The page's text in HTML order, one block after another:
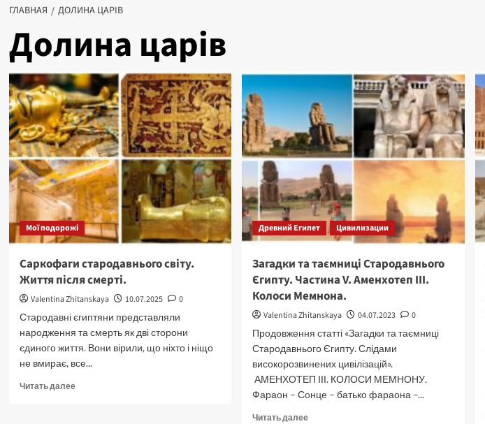
ГЛАВНАЯ ДОЛИНА ЦАРІВ
Долина царів
Мої подорожі
Саркофаги стародавнього світу.
Життя після смерті.
Valentina Zhitanskaya 10.07.2025
0
Стародавні єгиптяни представляли
народження та смерть як дві сторони
єдиного життя. Вони вірили, що ніхто і ніщо
не вмирає, все...
Читать далееПрочитать
Древний Египет Цивилизации
Загадки та таємниці Стародавнього
Єгипту. Частина V. Аменхотеп ІІІ.
Колоси Мемнона.
Valentina Zhitanskaya 04.07.2023
0
Продовження статті «Загадки та таємниці
Стародавнього Єгипту. Слідами
високорозвинених цивілізацій».
АМЕНХОТЕП ІІІ. КОЛОСИ МЕМНОНУ.
Фараон – Сонце – батько фараона –...
Читать далееПрочитать